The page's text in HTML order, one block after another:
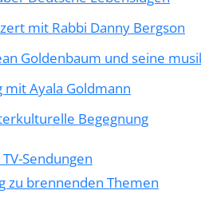
mit Rabbi Danny Bergson
Goldenbaum und seine
mit Ayala Goldmann
Begegnung
Sendungen
zu brennenden Themen